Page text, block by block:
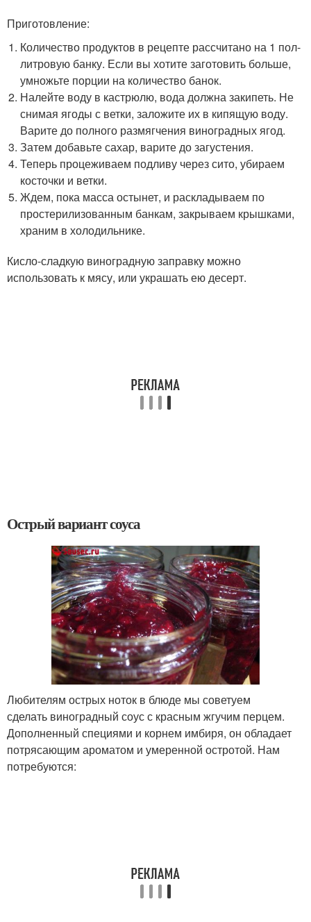
Приготовление:
Количество продуктов в рецепте рассчитано на 1 пол-
литровую банку. Если вы хотите заготовить больше,
умножьте порции на количество банок.
Налейте воду в кастрюлю, вода должна закипеть. Не
снимая ягоды с ветки, заложите их в кипящую воду.
Варите до полного размягчения виноградных ягод.
Затем добавьте сахар, варите до загустения.
Теперь процеживаем подливу через сито, убираем
косточки и ветки.
Ждем, пока масса остынет, и раскладываем по
простерилизованным банкам, закрываем крышками,
храним в холодильнике.
Кисло-сладкую виноградную заправку можно
использовать к мясу, или украшать ею десерт.
Острый вариант соуса
Любителям острых ноток в блюде мы советуем
сделать виноградный соус с красным жгучим перцем.
Дополненный специями и корнем имбиря, он обладает
потрясающим ароматом и умеренной остротой. Нам
потребуются: